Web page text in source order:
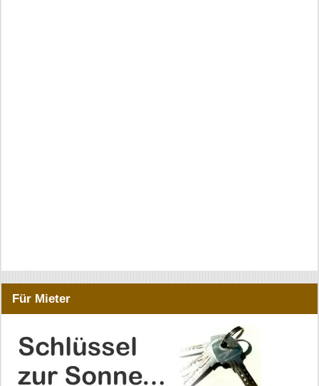
Für Mieter